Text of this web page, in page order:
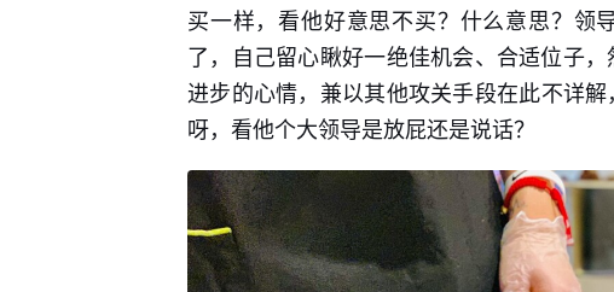
买一样，看他好意思不买？什么意思？领
了，自己留心瞅好一绝佳机会、合适位子
进步的心情，兼以其他攻关手段在此不详
呀，看他个大领导是放屁还是说话？